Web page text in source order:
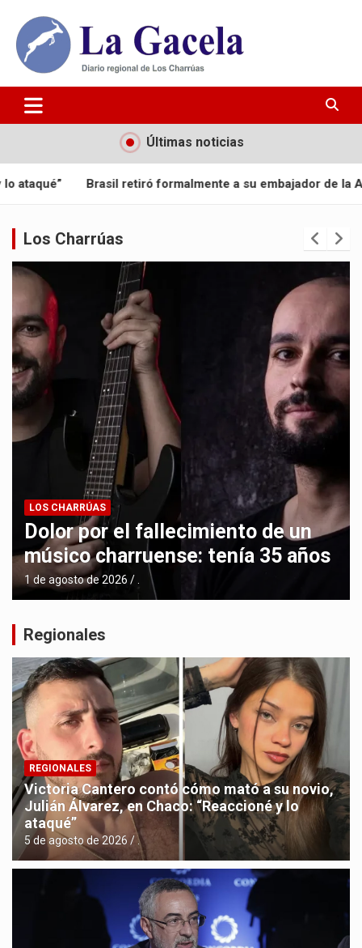
contenido
Diario La Gacela
Últimas noticias
formalmente a su embajador de la Argentina Orgullo
Los Charrúas
LOS CHARRÚAS
Dolor por el fallecimiento de un
músico charruense: tenía 35 años
1 de agosto de 2026
Regionales
REGIONALES
Victoria Cantero contó cómo mató a su novio,
Julián Álvarez, en Chaco: “Reaccioné y lo
ataqué”
5 de agosto de 2026 .